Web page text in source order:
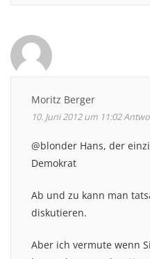
Moritz Berger
10. Juni 2012 um 11:02
@blonder Hans, der
Demokrat
Ab und zu kann man
diskutieren.
Aber ich vermute wenn